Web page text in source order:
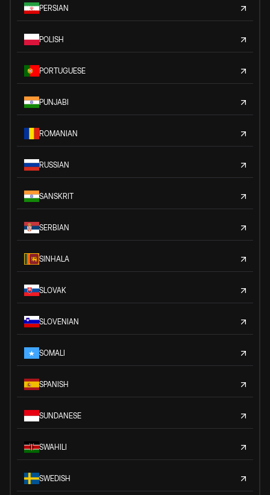
PERSIAN
POLISH
PORTUGUESE
PUNJABI
ROMANIAN
RUSSIAN
SANSKRIT
SERBIAN
SINHALA
SLOVAK
SLOVENIAN
SOMALI
SPANISH
SUNDANESE
SWAHILI
SWEDISH